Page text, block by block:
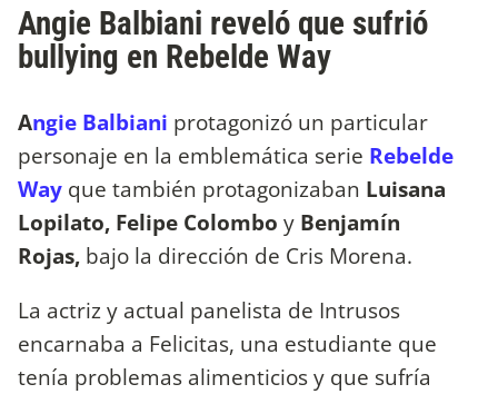
Angie Balbiani reveló que sufrió
bullying en Rebelde Way
Angie Balbiani protagonizó un particular
personaje en la emblemática serie Rebelde
Way que también protagonizaban Luisana
Lopilato, Felipe Colombo y Benjamín
Rojas, bajo la dirección de Cris Morena.
La actriz y actual panelista de Intrusos
encarnaba a Felicitas, una estudiante que
tenía problemas alimenticios y que sufría